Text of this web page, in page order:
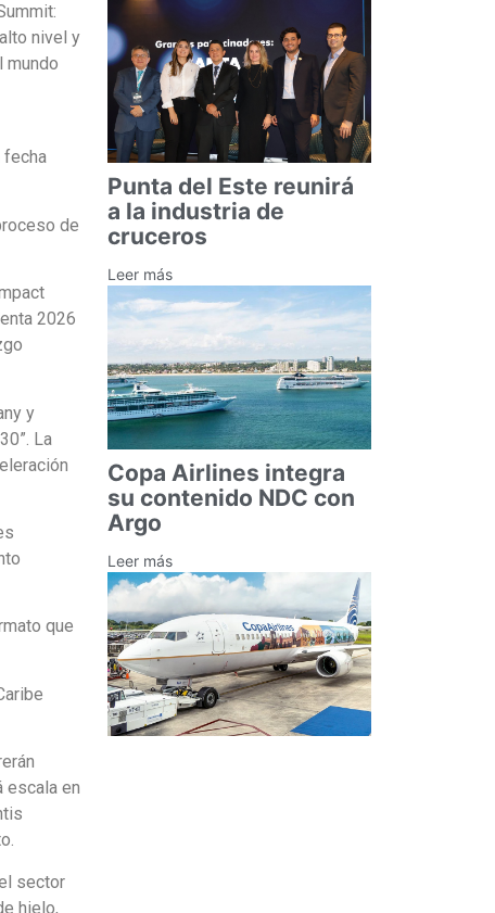
nivel y
mundo
fecha
de
2026
y
La
que
escala en
sector
hielo,
Punta del Este reunirá
a la industria de
cruceros
Leer más
Copa Airlines integra
su contenido NDC con
Argo
Leer más